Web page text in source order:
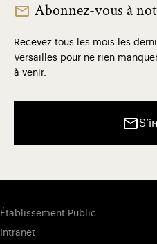
Abonnez-vous à
Recevez tous les mois les
Versailles pour ne rien
à venir.
Établissement Public
Intranet